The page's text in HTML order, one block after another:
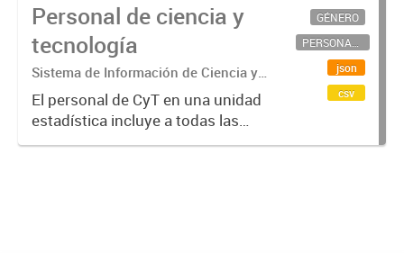
Personal de ciencia y
tecnología
Sistema de Información de Ciencia y
Tecnología Argentino (SICYTAR)
El personal de CyT en una unidad
estadística incluye a todas las
personas involucradas
GÉNERO
PERSONAL CIENTÍFICO-TECNOLÓGICO
json
csv